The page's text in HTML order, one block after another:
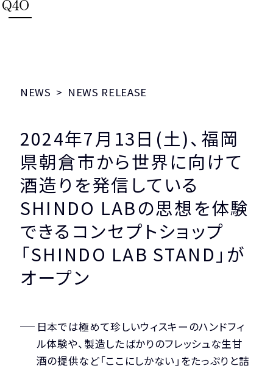
SHINDO DISTILLERY
ASAKURA DISTILLERY
SHINDO WINES
CONCEPT
PRODUCT STORIES
NEWS
ACCESS
NEWS NEWS RELEASE
2024年7月13日(土)、福岡
県朝倉市から世界に向けて
酒造りを発信している
SHINDO LABの思想を体験
できるコンセプトショップ
「SHINDO LAB STAND」が
オープン
日本では極めて珍しいウィスキーのハンドフィ
ル体験や、製造したばかりのフレッシュな生甘
酒の提供など「ここにしかない」をたっぷりと詰